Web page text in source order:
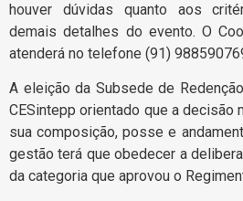
houver dúvidas quanto aos
demais detalhes do evento. O
atenderá no telefone (91)
A eleição da Subsede de
CESintepp orientado que a decisão
sua composição, posse e
gestão terá que obedecer a
da categoria que aprovou o